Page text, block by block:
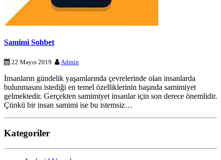
Samimi Sohbet
22 Mayıs 2019 Admin
İnsanların gündelik yaşamlarında çevrelerinde olan insanlarda
bulunmasını istediği en temel özelliklerinin başında samimiyet
gelmektedir. Gerçekten samimiyet insanlar için son derece önemlidir.
Çünkü bir insan samimi ise bu istemsiz…
Kategoriler